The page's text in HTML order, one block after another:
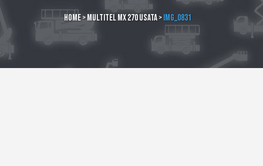
Home>Multitel MX 270 usata>IMG_0831